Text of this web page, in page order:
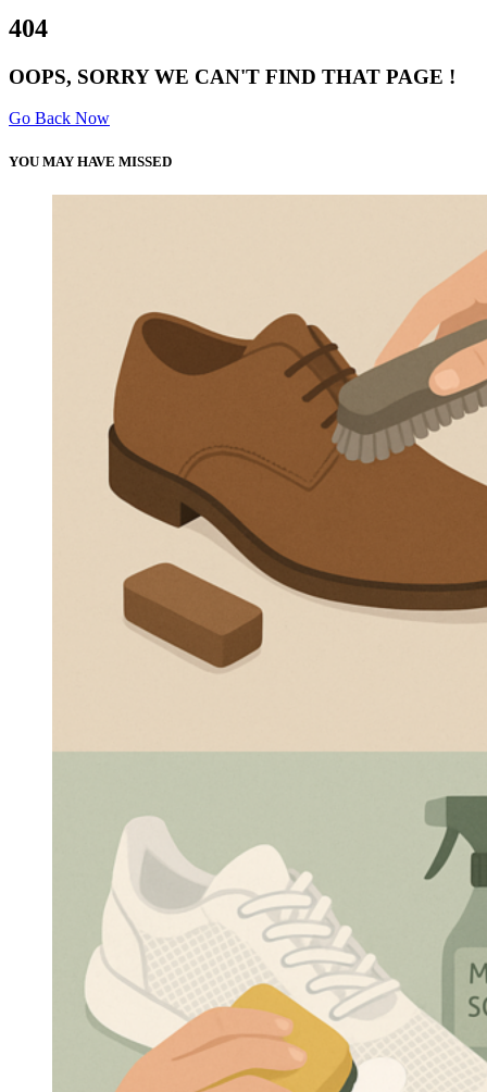
404
OOPS, SORRY WE CAN'T FIND THAT PAGE !
Go Back Now
YOU MAY HAVE MISSED